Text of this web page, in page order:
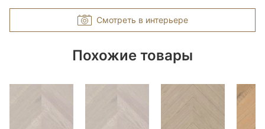
Смотреть в интерьере
Похожие товары